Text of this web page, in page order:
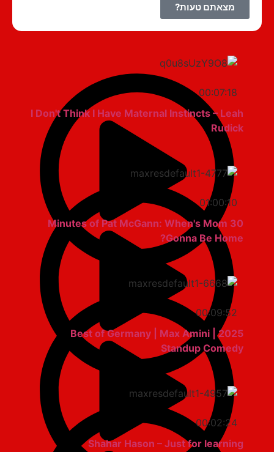
מצאתם טעות?
00:07:18
I Don't Think I Have Maternal Instincts – Leah
Rudick
01:00:10
30 Minutes of Pat McGann: When's Mom
Gonna Be Home?
00:09:52
2025 Best of Germany | Max Amini |
Standup Comedy
00:02:24
Shahar Hason – Just for learning